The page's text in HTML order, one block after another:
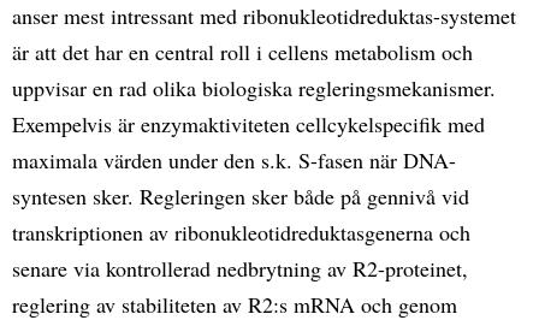
anser mest intressant med ribonukleotidreduktas-systemet
är att det har en central roll i cellens metabolism och
uppvisar en rad olika biologiska regleringsmekanismer.
Exempelvis är enzymaktiviteten cellcykelspecifik med
maximala värden under den s.k. S-fasen när DNA-
syntesen sker. Regleringen sker både på gennivå vid
transkriptionen av ribonukleotidreduktasgenerna och
senare via kontrollerad nedbrytning av R2-proteinet,
reglering av stabiliteten av R2:s mRNA och genom